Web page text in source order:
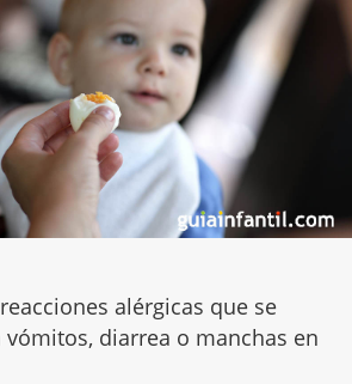
alérgicas que se
diarrea o manchas en